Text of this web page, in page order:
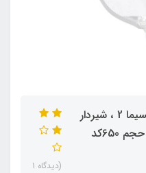
کیسه دو تکه یوروستومی پروکسیما 2 ، شیردار
B.BRAUN شفاف سایز 60mm حجم 650کد
(دیدگاه 1